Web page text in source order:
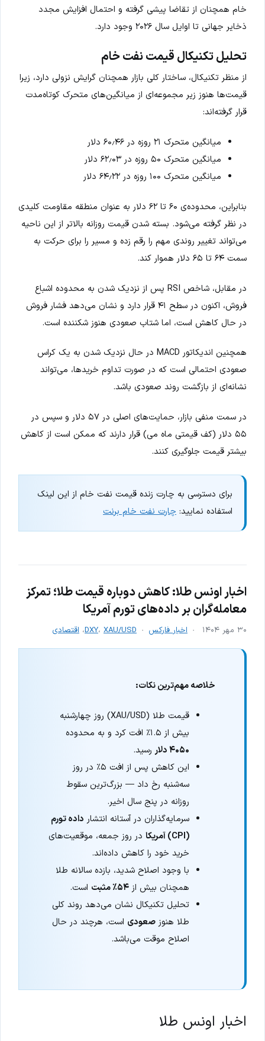
خام همچنان از تقاضا پیشی گرفته و احتمال افزایش مجدد
ذخایر جهانی تا اوایل سال ۲۰۲۶ وجود دارد.
تحلیل تکنیکال قیمت نفت خام
از منظر تکنیکال، ساختار کلی بازار همچنان گرایش نزولی دارد، زیرا
قیمت‌ها هنوز زیر مجموعه‌ای از میانگین‌های متحرک کوتاه‌مدت
قرار گرفته‌اند:
میانگین متحرک ۲۱ روزه در ۶۰٫۴۶ دلار
میانگین متحرک ۵۰ روزه در ۶۲٫۰۳ دلار
میانگین متحرک ۱۰۰ روزه در ۶۴٫۲۲ دلار
بنابراین، محدوده‌ی ۶۰ تا ۶۲ دلار به عنوان منطقه مقاومت کلیدی
در نظر گرفته می‌شود. بسته شدن قیمت روزانه بالاتر از این ناحیه
می‌تواند تغییر روندی مهم را رقم زده و مسیر را برای حرکت به
سمت ۶۴ تا ۶۵ دلار هموار کند.
در مقابل، شاخص RSI پس از نزدیک شدن به محدوده اشباع
فروش، اکنون در سطح ۴۱ قرار دارد و نشان می‌دهد فشار فروش
در حال کاهش است، اما شتاب صعودی هنوز شکننده است.
همچنین اندیکاتور MACD در حال نزدیک شدن به یک کراس
صعودی احتمالی است که در صورت تداوم خریدها، می‌تواند
نشانه‌ای از بازگشت روند صعودی باشد.
در سمت منفی بازار، حمایت‌های اصلی در ۵۷ دلار و سپس در
۵۵ دلار (کف قیمتی ماه می) قرار دارند که ممکن است از کاهش
بیشتر قیمت جلوگیری کنند.
برای دسترسی به چارت زنده قیمت نفت خام از این لینک
استفاده نمایید: چارت نفت خام برنت
اخبار اونس طلا:‌ کاهش دوباره قیمت طلا؛ تمرکز
معامله‌گران بر داده‌های تورم آمریکا
۳۰ مهر ۱۴۰۴ اخبار فارکس DXY، XAU/USD ، اقتصادی
خلاصه مهم‌ترین نکات:
قیمت طلا (XAU/USD) روز چهارشنبه
بیش از ۱.۵٪ افت کرد و به محدوده
۴۰۵۰ دلار
رسید.
این کاهش پس از افت ۵٪ در روز
سه‌شنبه رخ داد — بزرگ‌ترین سقوط
روزانه در پنج سال اخیر.
سرمایه‌گذاران در آستانه انتشار داده تورم
(CPI) آمریکا
در روز جمعه، موقعیت‌های
خرید خود را کاهش داده‌اند.
با وجود اصلاح شدید، بازده سالانه طلا
همچنان بیش از۵۴٪ مثبت
است.
تحلیل تکنیکال نشان می‌دهد روند کلی
طلا هنوزصعودی است، هرچند در حال
اصلاح موقت می‌باشد.
اخبار اونس طلا